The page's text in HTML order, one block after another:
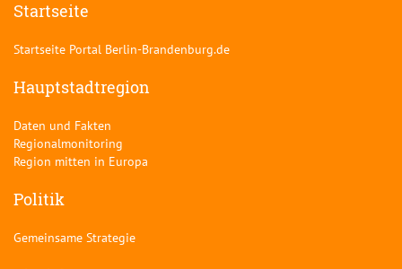
Startseite
Startseite Portal Berlin-Brandenburg.de
Hauptstadtregion
Daten und Fakten
Regionalmonitoring
Region mitten in Europa
Politik
Gemeinsame Strategie